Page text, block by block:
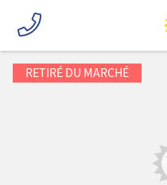
RETIRÉ DU MARCHÉ